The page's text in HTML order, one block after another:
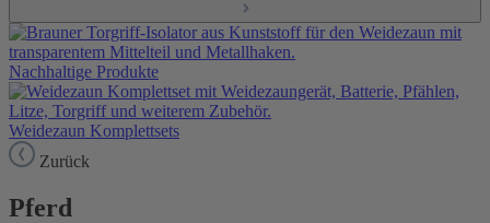
Nachhaltige Produkte
Weidezaun Komplettsets
Zurück
Pferd